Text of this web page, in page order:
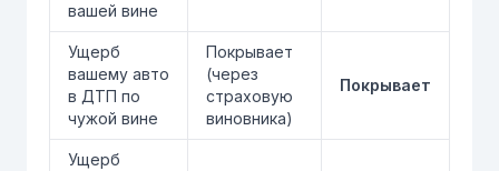
вашей вине
Ущерб
вашему авто
в ДТП по
чужой вине
Покрывает
(через
страховую
виновника)
Покрывает
Ущерб